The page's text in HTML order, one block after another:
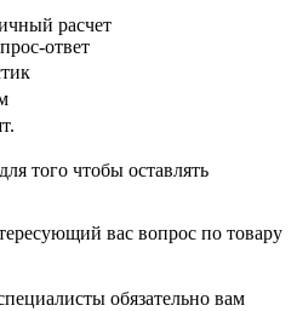
расчет
ответ
для того чтобы оставлять
вас вопрос по товару
обязательно вам